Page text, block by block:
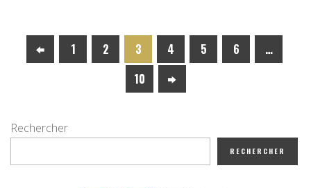
1 2 3 4 5 6
…
10
Rechercher
RECHERCHER